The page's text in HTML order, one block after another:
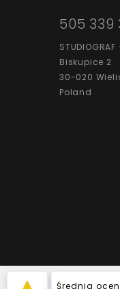
505 339
Biskupice 2
30-020
Poland